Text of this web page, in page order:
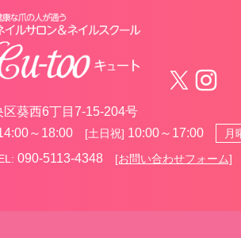
葵西6丁目7-15-204号
～18:00 [土日祝] 10:00～17:00 月
090-5113-4348 [お問い合わせフォーム]